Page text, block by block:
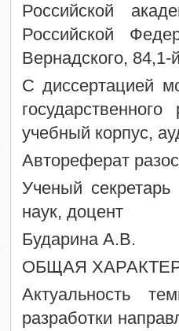
Российской
Российской
Вернадского,
С диссертацией
учебный корпус,
Автореферат
Ученый секретарь
наук, доцент
Бударина А.В.
ОБЩАЯ
Актуальность
разработки